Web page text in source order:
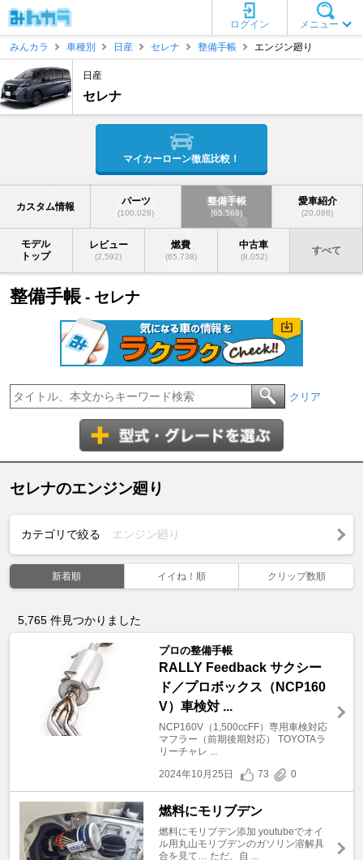
メニュー
ログイン
みんカラ
車種別 日産 セレナ 整備手帳 エンジン廻り
日産
セレナ
マイカーローン徹底比較！
カスタム情報 パーツ
(100,028)
整備手帳
(65,568)
愛車紹介
(20,086)
モデル
トップ
レビュー
(2,592)
燃費
(65,738)
中古車
(8,052)
すべて
整備手帳 - セレナ
クリア
セレナのエンジン廻り
カテゴリで絞る エンジン廻り
新着順 イイね！順 クリップ数順
5,765 件見つかりました
プロの整備手帳
RALLY Feedback サクシー
ド／プロボックス（NCP160
V）車検対 ...
NCP160V（1,500ccFF）専用車検対応
マフラー（前期後期対応） TOYOTAラ
リーチャレ ...
2024年10月25日
73 0
燃料にモリブデン
燃料にモリブデン添加 youtubeでオイ
ル用丸山モリブデンのガソリン溶解具
合を見て… ただ、自 ...